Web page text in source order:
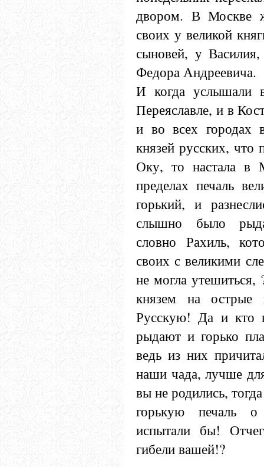
двором. В Москве
своих у великой
сыновей, у
Федора Андреевича.
И когда услышали
Переяславле, и в
и во всех городах
князей русских, что
Оку, то настала в
пределах печаль
горький, и
слышно было
словно Рахиль,
своих с великими
не могла
князем на
Русскую! Да и кто
рыдают и горько
ведь из них
наши чада, лучше
вы не родились,
горькую печаль
испытали бы!
гибели вашей!?